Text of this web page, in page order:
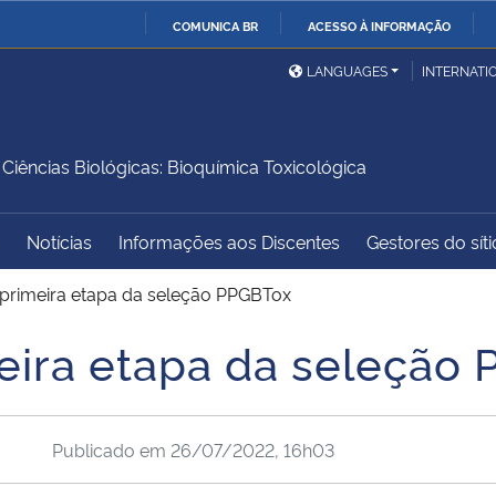
COMUNICA BR ACESSO À INFORMAÇÃO
Ministério da Defesa
Ministério das Relações
Exteriores
Ministério do
Desenvolvimento Regional
Controladoria-Geral da
União
Advocacia-Geral da União Banco Central do Brasil
LANGUAGES
Biológicas: Bioquímica Toxicológica
Notícias Informações aos Discentes Gestores do
etapa da seleção PPGBTox
etapa da seleção
Publicado em 26/07/2022, 16h03